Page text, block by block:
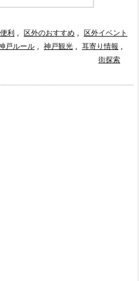
便利 , 区外のおすすめ , 区外イベント
戸ルール , 神戸観光 , 耳寄り情報 ,
街探索